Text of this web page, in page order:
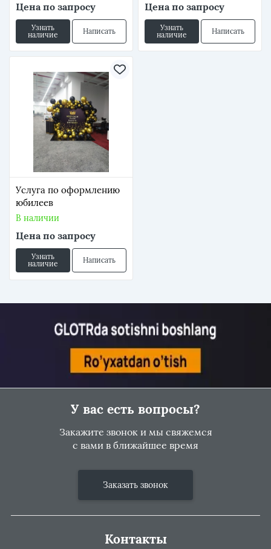
Цена по запросу
Узнать
наличие
Написать
Цена по запросу
Узнать
наличие
Написать
Услуга по оформлению
юбилеев
В наличии
Цена по запросу
Узнать
наличие
Написать
У вас есть вопросы?
Закажите звонок и мы свяжемся
с вами в ближайшее время
Заказать звонок
Контакты